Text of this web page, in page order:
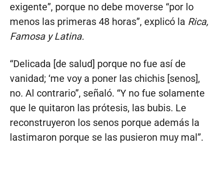
exigente”, porque no debe moverse “por lo
menos las primeras 48 horas”, explicó la Rica,
Famosa y Latina.
“Delicada [de salud] porque no fue así de
vanidad; ‘me voy a poner las chichis [senos],
no. Al contrario”, señaló. “Y no fue solamente
que le quitaron las prótesis, las bubis. Le
reconstruyeron los senos porque además la
lastimaron porque se las pusieron muy mal”.